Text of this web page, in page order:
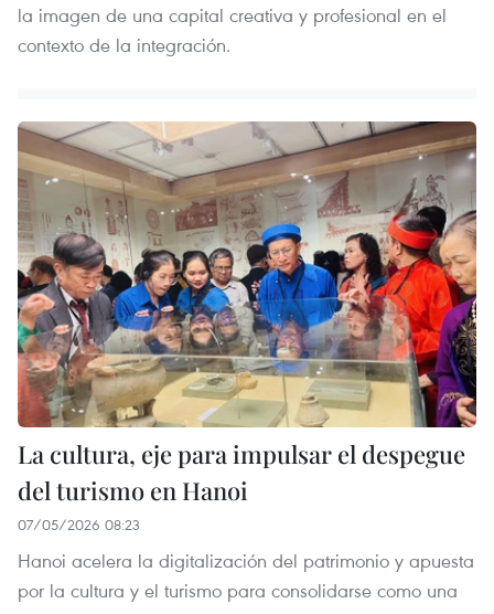
la imagen de una capital creativa y profesional en el
contexto de la integración.
La cultura, eje para impulsar el despegue
del turismo en Hanoi
07/05/2026 08:23
Hanoi acelera la digitalización del patrimonio y apuesta
por la cultura y el turismo para consolidarse como una